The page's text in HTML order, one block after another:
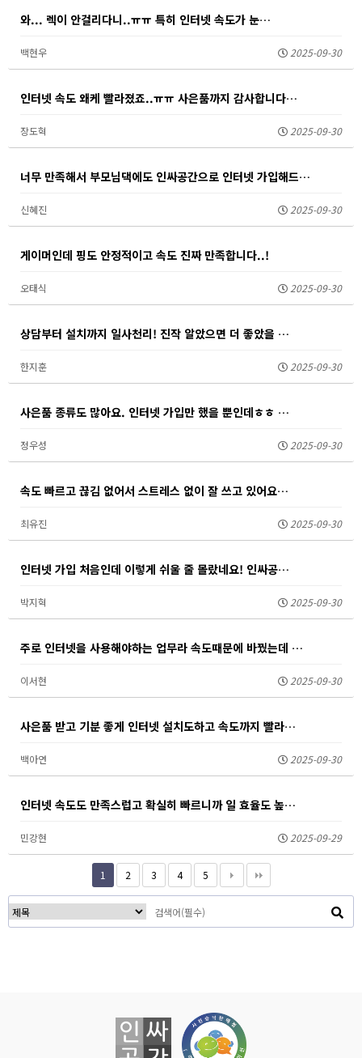
와... 렉이 안걸리다니..ㅠㅠ 특히 인터넷 속도가 눈…
백현우 2025-09-30
인터넷 속도 왜케 빨라졌죠..ㅠㅠ 사은품까지 감사합니다…
장도혁 2025-09-30
너무 만족해서 부모님댁에도 인싸공간으로 인터넷 가입해드…
신혜진 2025-09-30
게이머인데 핑도 안정적이고 속도 진짜 만족합니다..!
오태식 2025-09-30
상담부터 설치까지 일사천리! 진작 알았으면 더 좋았을 …
한지훈 2025-09-30
사은품 종류도 많아요. 인터넷 가입만 했을 뿐인데ㅎㅎ …
정우성 2025-09-30
속도 빠르고 끊김 없어서 스트레스 없이 잘 쓰고 있어요…
최유진 2025-09-30
인터넷 가입 처음인데 이렇게 쉬울 줄 몰랐네요! 인싸공…
박지혁 2025-09-30
주로 인터넷을 사용해야하는 업무라 속도때문에 바꿨는데 …
이서현 2025-09-30
사은품 받고 기분 좋게 인터넷 설치도하고 속도까지 빨라…
백아연 2025-09-30
인터넷 속도도 만족스럽고 확실히 빠르니까 일 효율도 높…
민강현 2025-09-29
1 2 3 4 5